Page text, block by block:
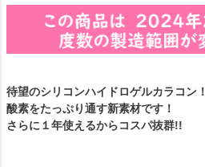
待望のシリコンハイドロゲルカラコン！
酸素をたっぷり通す新素材です！
さらに１年使えるからコスパ抜群!!